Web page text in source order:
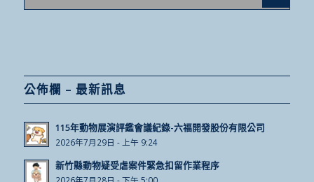
公佈欄 – 最新訊息
115年動物展演評鑑會議紀錄-六福開發股份有限公司
2026年7月29日 - 上午 9:24
新竹縣動物疑受虐案件緊急扣留作業程序